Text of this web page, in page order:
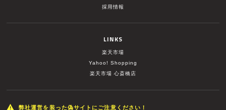
採用情報
LINKS
楽天市場
Yahoo! Shopping
楽天市場 心斎橋店
弊社運営を装った偽サイトにご注意ください！